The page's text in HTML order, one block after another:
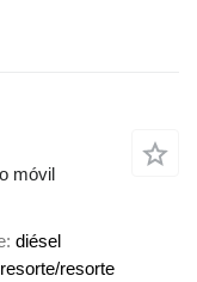
móvil
diésel
resorte/resorte